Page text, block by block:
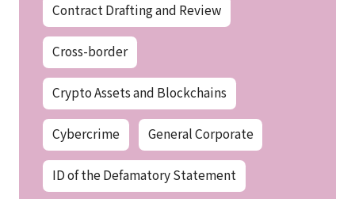
Contract Drafting and Review
Cross-border
Crypto Assets and Blockchains
Cybercrime General Corporate
ID of the Defamatory Statement